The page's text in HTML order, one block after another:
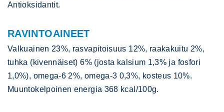
Antioksidantit.
RAVINTOAINEET
Valkuainen 23%, rasvapitoisuus 12%, raakakuitu 2%,
tuhka (kivennäiset) 6% (josta kalsium 1,3% ja fosfori
1,0%), omega-6 2%, omega-3 0,3%, kosteus 10%.
Muuntokelpoinen energia 368 kcal/100g.